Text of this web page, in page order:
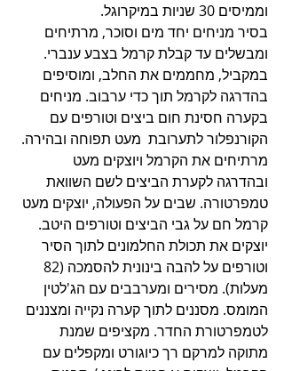
וממיסים 30 שניות במיקרוגל.
בסיר מניחים יחד מים וסוכר, מרתיחים
ומבשלים עד קבלת קרמל בצבע ענברי.
במקביל, מחממים את החלב, ומוסיפים
בהדרגה לקרמל תוך כדי ערבוב. מניחים
בקערה חסינת חום ביצים וטורפים עם
הקורנפלור לתערובת  מעט תפוחה ובהירה.
מרתיחים את הקרמל ויוצקים מעט
ובהדרגה לקערת הביצים לשם השוואת
טמפרטורה. שבים על הפעולה, יוצקים מעט
קרמל חם על גבי הביצים וטורפים היטב.
יוצקים את תכולת החלמונים לתוך הסיר
מעלות). מסירים ומערבבים עם הג'לטין
המומס. מסננים לתוך קערה נקייה ומצננים
לטמפרטורת החדר. מקציפים שמנת
מתוקה למרקם רך כיוגורט ומקפלים עם